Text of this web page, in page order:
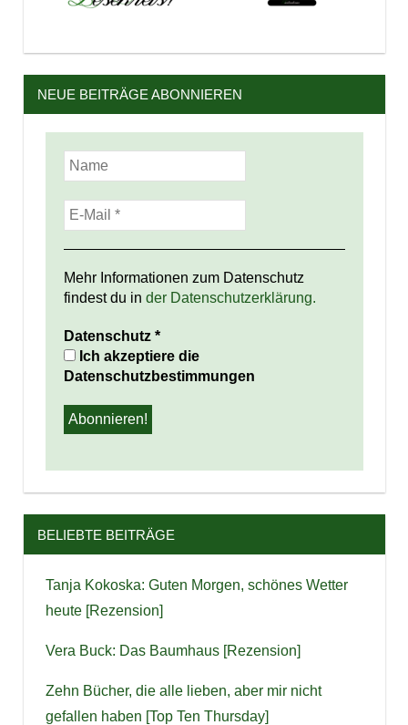
NEUE BEITRÄGE ABONNIEREN
Mehr Informationen zum Datenschutz
findest du in der Datenschutzerklärung.
Datenschutz *
Ich akzeptiere die
Datenschutzbestimmungen
BELIEBTE BEITRÄGE
Tanja Kokoska: Guten Morgen, schönes Wetter
heute [Rezension]
Vera Buck: Das Baumhaus [Rezension]
Zehn Bücher, die alle lieben, aber mir nicht
gefallen haben [Top Ten Thursday]